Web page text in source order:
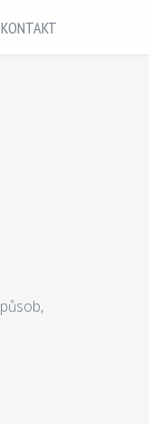
KONTAKT